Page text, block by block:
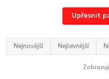
Upřesnit
Nejnovější Nejlevnější